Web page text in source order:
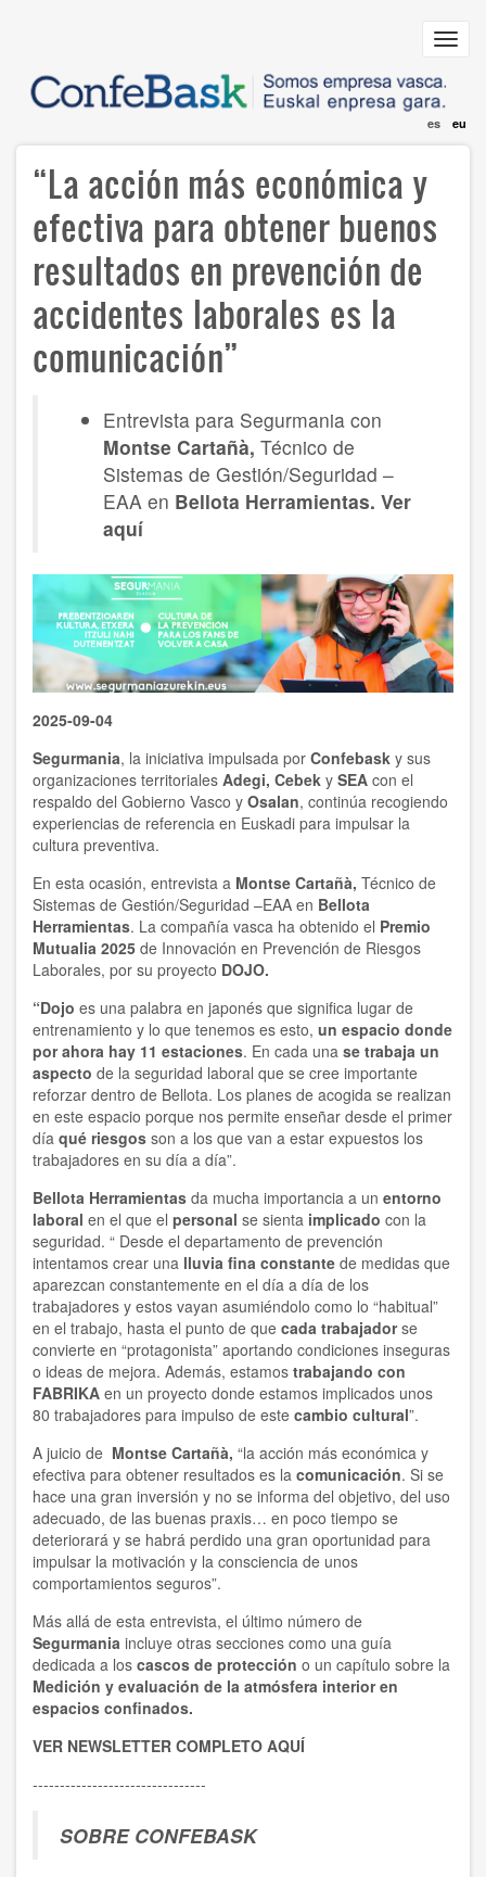
content
es eu
“La acción más económica y
efectiva para obtener buenos
resultados en prevención de
accidentes laborales es la
comunicación”
Entrevista para Segurmania con
Montse Cartañà, Técnico de
Sistemas de Gestión/Seguridad –
EAA en Bellota Herramientas. Ver
aquí
2025-09-04
Segurmania, la iniciativa impulsada por Confebask y sus
organizaciones territoriales Adegi, Cebek y SEA con el
respaldo del Gobierno Vasco y Osalan, continúa recogiendo
experiencias de referencia en Euskadi para impulsar la
cultura preventiva.
En esta ocasión, entrevista a Montse Cartañà, Técnico de
Sistemas de Gestión/Seguridad –EAA en Bellota
Herramientas. La compañía vasca ha obtenido el Premio
Mutualia 2025 de Innovación en Prevención de Riesgos
Laborales, por su proyecto DOJO.
“Dojo es una palabra en japonés que significa lugar de
entrenamiento y lo que tenemos es esto, un espacio donde
por ahora hay 11 estaciones. En cada una se trabaja un
aspecto de la seguridad laboral que se cree importante
reforzar dentro de Bellota. Los planes de acogida se realizan
en este espacio porque nos permite enseñar desde el primer
día qué riesgos son a los que van a estar expuestos los
trabajadores en su día a día”.
Bellota Herramientas da mucha importancia a un entorno
laboral en el que el personal se sienta implicado con la
seguridad. “ Desde el departamento de prevención
intentamos crear una lluvia fina constante de medidas que
aparezcan constantemente en el día a día de los
trabajadores y estos vayan asumiéndolo como lo “habitual”
en el trabajo, hasta el punto de que cada trabajadorse
convierte en “protagonista” aportando condiciones inseguras
o ideas de mejora. Además, estamos trabajando con
FABRIKA en un proyecto donde estamos implicados unos
80 trabajadores para impulso de este cambio cultural”.
A juicio de Montse Cartañà, “la acción más económica y
efectiva para obtener resultados es la comunicación. Si se
hace una gran inversión y no se informa del objetivo, del uso
adecuado, de las buenas praxis… en poco tiempo se
deteriorará y se habrá perdido una gran oportunidad para
impulsar la motivación y la consciencia de unos
comportamientos seguros”.
Más allá de esta entrevista, el último número de
Segurmania incluye otras secciones como una guía
dedicada a los cascos de protección o un capítulo sobre la
Medición y evaluación de la atmósfera interior en
espacios confinados.
VER NEWSLETTER COMPLETO AQUÍ
--------------------------------
SOBRE CONFEBASK